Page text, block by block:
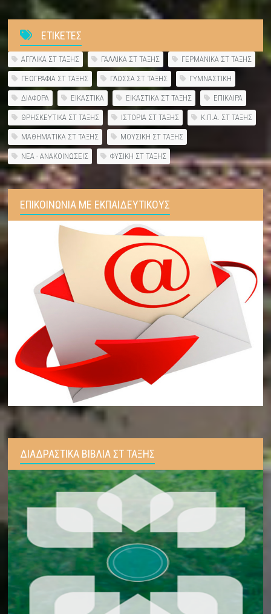
ΕΤΙΚΕΤΕΣ
ΑΓΓΛΙΚΑ ΣΤ ΤΑΞΗΣ ΓΑΛΛΙΚΑ ΣΤ ΤΑΞΗΣ ΓΕΡΜΑΝΙΚΑ ΣΤ ΤΑΞΗΣ
ΓΕΩΓΡΑΦΙΑ ΣΤ ΤΑΞΗΣ ΓΛΩΣΣΑ ΣΤ ΤΑΞΗΣ ΓΥΜΝΑΣΤΙΚΗ
ΔΙΑΦΟΡΑ ΕΙΚΑΣΤΙΚΑ ΕΙΚΑΣΤΙΚΑ ΣΤ ΤΑΞΗΣ ΕΠΙΚΑΙΡΑ
ΘΡΗΣΚΕΥΤΙΚΑ ΣΤ ΤΑΞΗΣ ΙΣΤΟΡΙΑ ΣΤ ΤΑΞΗΣ Κ.Π.Α. ΣΤ ΤΑΞΗΣ
ΜΑΘΗΜΑΤΙΚΑ ΣΤ ΤΑΞΗΣ ΜΟΥΣΙΚΗ ΣΤ ΤΑΞΗΣ
ΝΕΑ - ΑΝΑΚΟΙΝΩΣΕΙΣ ΦΥΣΙΚΗ ΣΤ ΤΑΞΗΣ
ΕΠΙΚΟΙΝΩΝΙΑ ΜΕ ΕΚΠΑΙΔΕΥΤΙΚΟΥΣ
ΔΙΑΔΡΑΣΤΙΚΑ ΒΙΒΛΙΑ ΣΤ ΤΑΞΗΣ